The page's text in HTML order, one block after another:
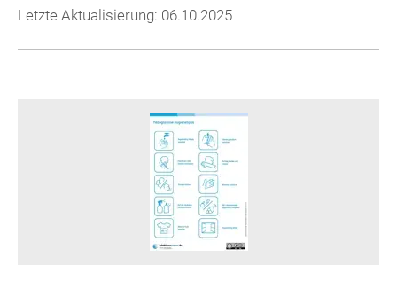
Letzte Aktualisierung: 06.10.2025